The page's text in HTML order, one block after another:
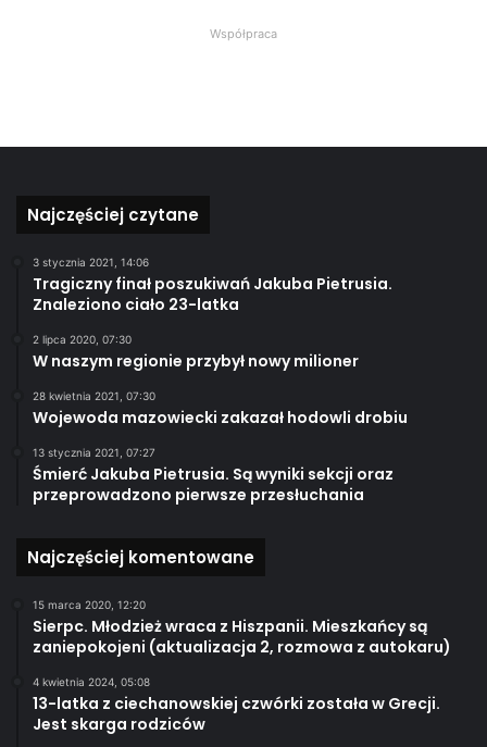
Współpraca
Najczęściej czytane
3 stycznia 2021, 14:06
Tragiczny finał poszukiwań Jakuba Pietrusia.
Znaleziono ciało 23-latka
2 lipca 2020, 07:30
W naszym regionie przybył nowy milioner
28 kwietnia 2021, 07:30
Wojewoda mazowiecki zakazał hodowli drobiu
13 stycznia 2021, 07:27
Śmierć Jakuba Pietrusia. Są wyniki sekcji oraz
przeprowadzono pierwsze przesłuchania
Najczęściej komentowane
15 marca 2020, 12:20
Sierpc. Młodzież wraca z Hiszpanii. Mieszkańcy są
zaniepokojeni (aktualizacja 2, rozmowa z autokaru)
4 kwietnia 2024, 05:08
13-latka z ciechanowskiej czwórki została w Grecji.
Jest skarga rodziców